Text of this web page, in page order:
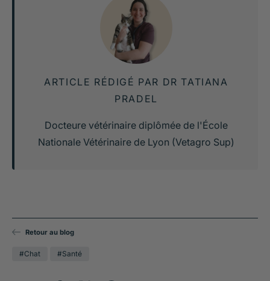
ARTICLE RÉDIGÉ PAR DR TATIANA
PRADEL
Docteure vétérinaire diplômée de l'École
Nationale Vétérinaire de Lyon (Vetagro Sup)
Retour au blog
#Chat #Santé